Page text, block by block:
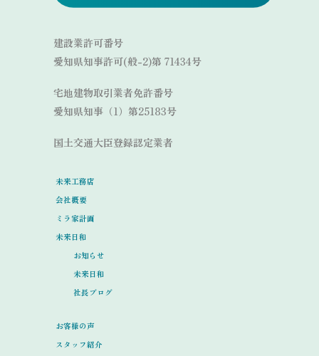
建設業許可番号
愛知県知事許可(般-2)第 71434号
宅地建物取引業者免許番号
愛知県知事（1）第25183号
国土交通大臣登録認定業者
未来工務店
会社概要
ミラ家計画
未来日和
お知らせ
未来日和
社長ブログ
お客様の声
スタッフ紹介